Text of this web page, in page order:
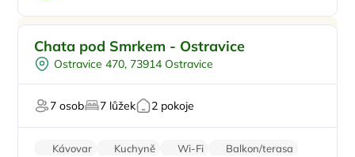
Venkovní gril
Sauna
Chata pod Smrkem - Ostravice
Ostravice 470, 73914 Ostravice
7 osob 7 lůžek 2 pokoje
Kávovar Kuchyně Wi-Fi
Balkon/terasa